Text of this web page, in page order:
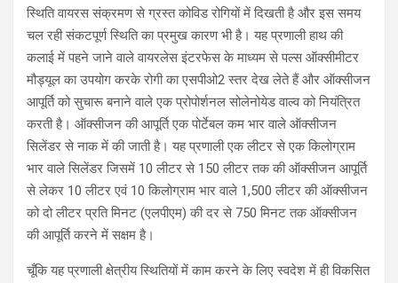
स्थिति वायरस संक्रमण से ग्रस्त कोविड रोगियों में दिखती है और इस समय
चल रही संकटपूर्ण स्थिति का प्रमुख कारण भी है। यह प्रणाली हाथ की
कलाई में पहने जाने वाले वायरलेस इंटरफेस के माध्यम से पल्स ऑक्सीमीटर
मौड्यूल का उपयोग करके रोगी का एसपीओ2 स्तर देख लेते हैं और ऑक्सीजन
आपूर्ति को सुचारू बनाने वाले एक प्रोपोर्शनल सोलेनोयेड वाल्व को नियंत्रित
करती है। ऑक्सीजन की आपूर्ति एक पोर्टेबल कम भार वाले ऑक्सीजन
सिलेंडर से नाक में की जाती है। यह प्रणाली एक लीटर से एक किलोग्राम
भार वाले सिलेंडर जिसमें 10 लीटर से 150 लीटर तक की ऑक्सीजन आपूर्ति
से लेकर 10 लीटर एवं 10 किलोग्राम भार वाले 1,500 लीटर की ऑक्सीजन
को दो लीटर प्रति मिनट (एलपीएम) की दर से 750 मिनट तक ऑक्सीजन
की आपूर्ति करने में सक्षम है।
चूँकि यह प्रणाली क्षेत्रीय स्थितियों में काम करने के लिए स्वदेश में ही विकसित